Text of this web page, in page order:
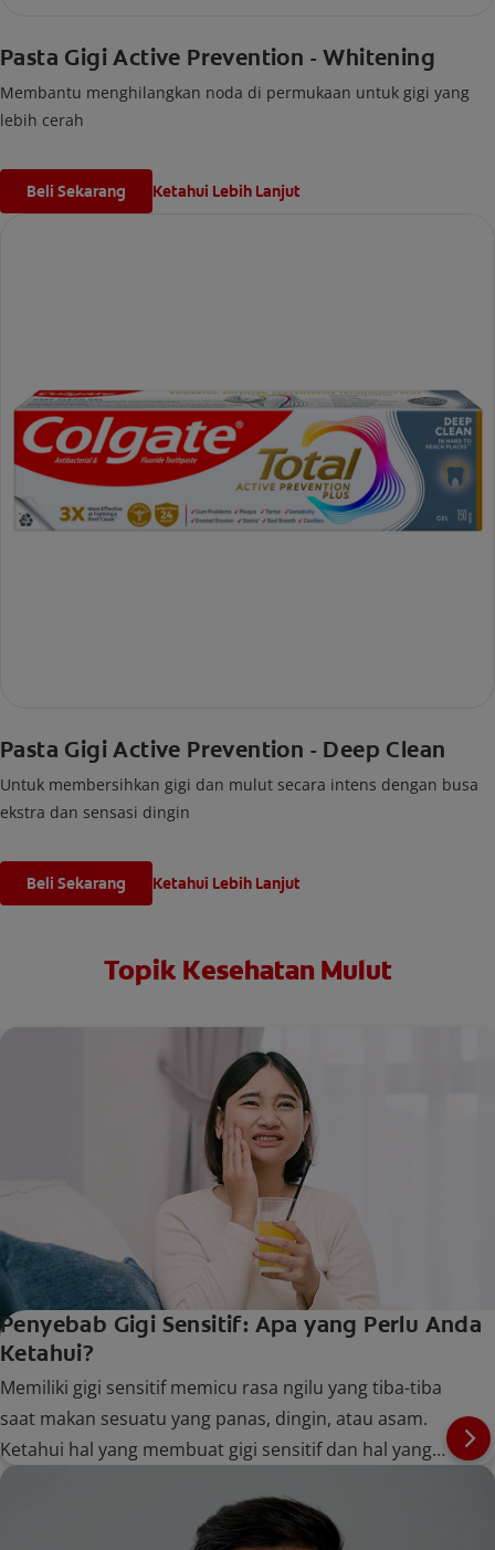
Pasta Gigi Active Prevention - Whitening
Membantu menghilangkan noda di permukaan untuk gigi yang
lebih cerah
Beli Sekarang Ketahui Lebih Lanjut
Pasta Gigi Active Prevention - Deep Clean
Untuk membersihkan gigi dan mulut secara intens dengan busa
ekstra dan sensasi dingin
Beli Sekarang Ketahui Lebih Lanjut
Topik Kesehatan Mulut
Penyebab Gigi Sensitif: Apa yang Perlu Anda
Ketahui?
Memiliki gigi sensitif memicu rasa ngilu yang tiba-tiba
saat makan sesuatu yang panas, dingin, atau asam.
Ketahui hal yang membuat gigi sensitif dan hal yang
dapat Anda lakukan untuk mengatasinya.